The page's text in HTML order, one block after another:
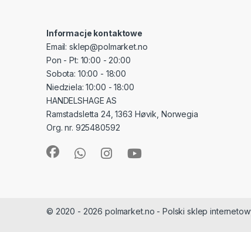
Informacje kontaktowe
Email: sklep@polmarket.no
Pon - Pt: 10:00 - 20:00
Sobota: 10:00 - 18:00
Niedziela: 10:00 - 18:00
HANDELSHAGE AS
Ramstadsletta 24, 1363 Høvik, Norwegia
Org. nr. 925480592
© 2020 - 2026 polmarket.no - Polski sklep